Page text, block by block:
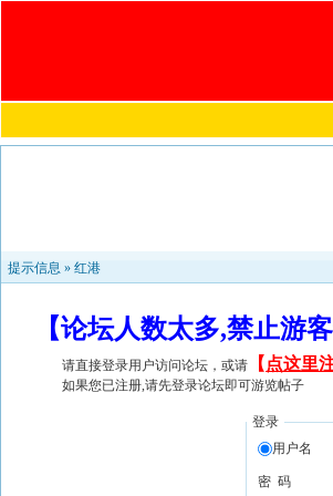
提示信息 » 红港
【论坛人数太多,禁止游
请直接登录用户访问论坛，或请 【 点这里
如果您已注册,请先登录论坛即可游览帖子
登录
用户名
密 码